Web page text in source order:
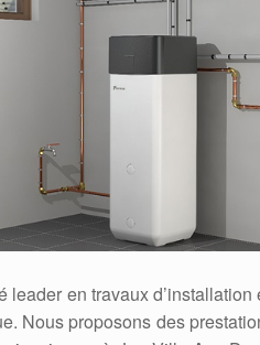
en travaux
Nous proposons des